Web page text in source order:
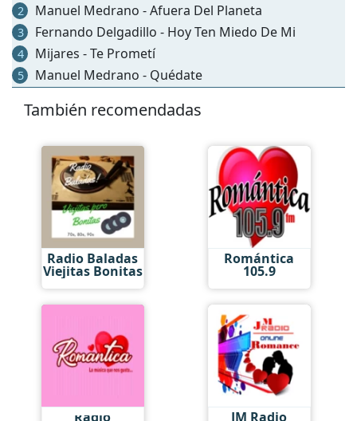
2 Manuel Medrano - Afuera Del Planeta
3 Fernando Delgadillo - Hoy Ten Miedo De Mi
4 Mijares - Te Prometí
5 Manuel Medrano - Quédate
También recomendadas
Radio Baladas
Viejitas Bonitas
Romántica
105.9
Radio JM Radio